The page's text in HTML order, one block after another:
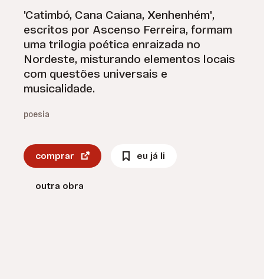
'Catimbó, Cana Caiana, Xenhenhém',
escritos por Ascenso Ferreira, formam
uma trilogia poética enraizada no
Nordeste, misturando elementos locais
com questões universais e
musicalidade.
poesia
comprar eu já li
outra obra